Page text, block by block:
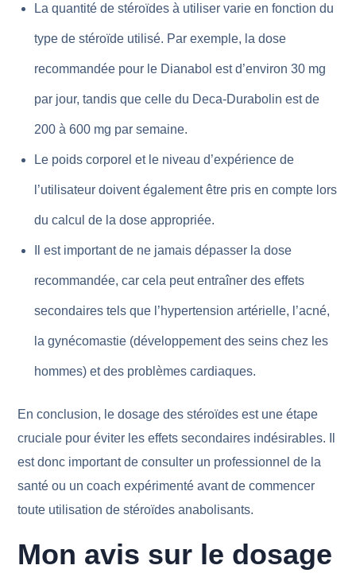
La quantité de stéroïdes à utiliser varie en fonction du
type de stéroïde utilisé. Par exemple, la dose
recommandée pour le Dianabol est d’environ 30 mg
par jour, tandis que celle du Deca-Durabolin est de
200 à 600 mg par semaine.
Le poids corporel et le niveau d’expérience de
l’utilisateur doivent également être pris en compte lors
du calcul de la dose appropriée.
Il est important de ne jamais dépasser la dose
recommandée, car cela peut entraîner des effets
secondaires tels que l’hypertension artérielle, l’acné,
la gynécomastie (développement des seins chez les
hommes) et des problèmes cardiaques.
En conclusion, le dosage des stéroïdes est une étape
cruciale pour éviter les effets secondaires indésirables. Il
est donc important de consulter un professionnel de la
santé ou un coach expérimenté avant de commencer
toute utilisation de stéroïdes anabolisants.
Mon avis sur le dosage